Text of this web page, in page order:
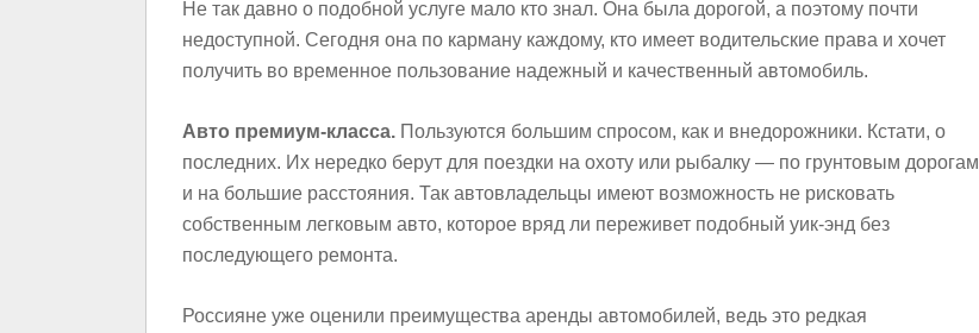
Не так давно о подобной услуге мало кто знал. Она была дорогой, а поэтому почти
недоступной. Сегодня она по карману каждому, кто имеет водительские права и хочет
получить во временное пользование надежный и качественный автомобиль.
Авто премиум-класса. Пользуются большим спросом, как и внедорожники. Кстати, о
последних. Их нередко берут для поездки на охоту или рыбалку — по грунтовым дорогам
и на большие расстояния. Так автовладельцы имеют возможность не рисковать
собственным легковым авто, которое вряд ли переживет подобный уик-энд без
последующего ремонта.
Россияне уже оценили преимущества аренды автомобилей, ведь это редкая